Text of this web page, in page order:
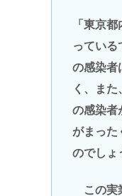
「東京
っている
の感染者
く、ま
の感染者
がまった
のでしょ
この実